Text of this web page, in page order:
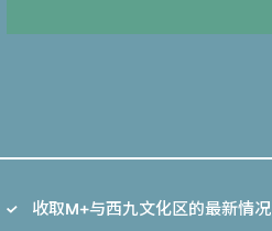
收取M+与西九文化区的最新情况